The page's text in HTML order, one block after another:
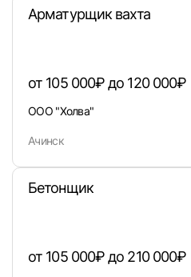
или
Арматурщик вахта
от 105 000₽ до 120 000₽
ООО "Холва"
Ачинск
Бетонщик
от 105 000₽ до 210 000₽